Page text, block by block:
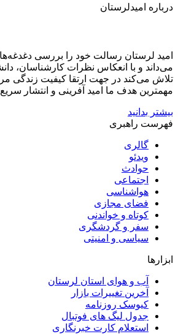
درباره امیدلرستان
امید لرستان رسالت خود را بررسی
می‌داند و با انعکاس نظرات کارشناسان،
تلاش می‌کند در جهت ارتقا کیفیت زندگی
مهمترین هدف ما امید آفرینی و انتشار
بیشتر بدانید
فهرست راهبری
گالری
ویدئو
حوادث
اجتماعی
هواشناسی
فضای مجازی
کوتاه و خواندنی
سفر و گردشگری
سیاسی و امنیتی
ابزارها
آب و هوای استان لرستان
آخرین تغییرات بازار
کیوسک روزنامه
جدول لیگ های فوتبال
استعلام کارت خبرنگاری